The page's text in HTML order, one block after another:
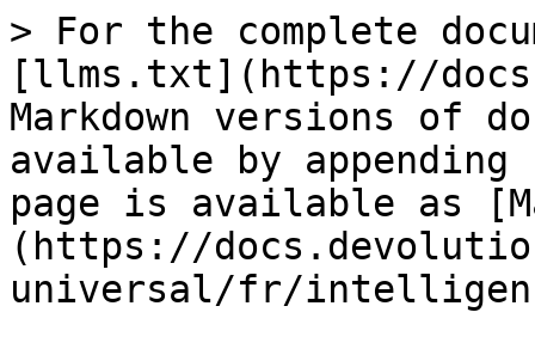
> For the complete
[llms.txt](https://
Markdown versions of
available by
page is available as
(https://
universal/fr/